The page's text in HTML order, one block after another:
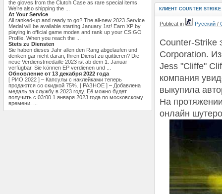
the gloves from the Clutch Case as rare special items.
We’re also shipping the ...
At Your Service
All ranked-up and ready to go? The all-new 2023 Service
Medal will be available starting January 1st! Earn XP by
playing in official game modes and rank up your CS:GO
Profile. When you reach the ...
Stets zu Diensten
Sie haben dieses Jahr allen den Rang abgelaufen und
denken gar nicht daran, Ihren Dienst zu quittieren? Die
neue Verdienstmedaille 2023 ist ab dem 1. Januar
verfügbar. Sie können EP verdienen und ...
Обновление от 13 декабря 2022 года
[ РИО 2022 ] – Капсулы с наклейками теперь
продаются со скидкой 75%. [ РАЗНОЕ ] – Добавлена
медаль за службу в 2023 году. Её можно будет
получить с 03:00 1 января 2023 года по московскому
времени. ...
КЛИЕНТ COUNTER
Publicat in Русский /
Counter-Strike
Corporation.
Jess "Cliffe"
компания
выкупила
На
онлайн